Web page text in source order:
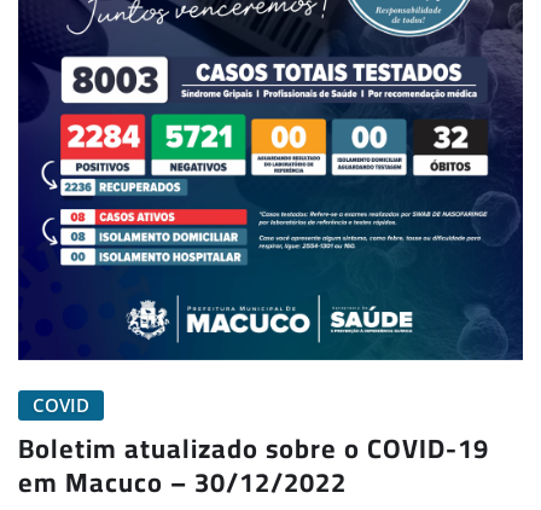
COVID
Boletim atualizado sobre o COVID-19
em Macuco – 30/12/2022